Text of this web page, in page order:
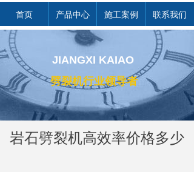
首页 产品中心 施工案例 联系我们
岩石劈裂机高效率价格多少
JIANGXI KAIAO
劈裂机行业领导者